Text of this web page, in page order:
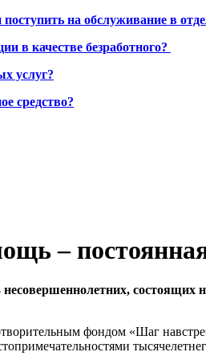
на обслуживание в
в качестве безработного?
услуг?
средство?
–
фондом «Шаг